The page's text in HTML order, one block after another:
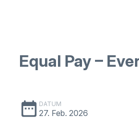
Equal Pay –
date_range DATUM
27. Feb. 2026